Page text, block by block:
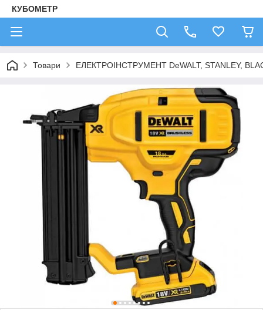
КУБОМЕТР
Товари ЕЛЕКТРОІНСТРУМЕНТ DeWALT, STANLEY,